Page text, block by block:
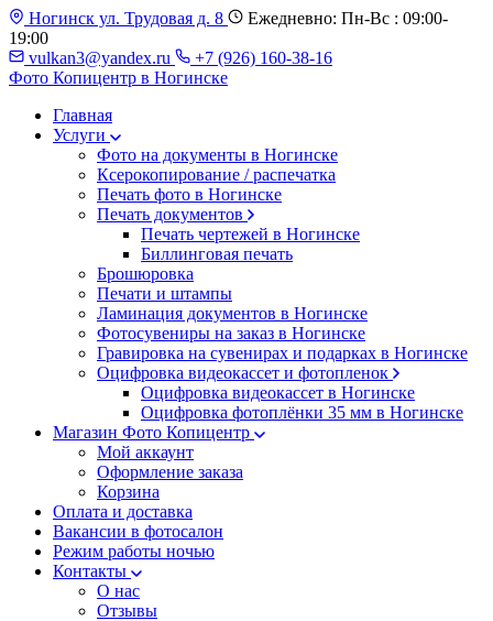
Ногинск ул. Трудовая д. 8
Ежедневно: Пн-Вс : 09:00-
19:00
vulkan3@yandex.ru
+7 (926) 160-38-16
Фото Копицентр в Ногинске
Главная
Услуги
Фото на документы в Ногинске
Ксерокопирование / распечатка
Печать фото в Ногинске
Печать документов
Печать чертежей в Ногинске
Биллинговая печать
Брошюровка
Печати и штампы
Ламинация документов в Ногинске
Фотосувениры на заказ в Ногинске
Гравировка на сувенирах и подарках в Ногинске
Оцифровка видеокассет и фотопленок
Оцифровка видеокассет в Ногинске
Оцифровка фотоплёнки 35 мм в Ногинске
Магазин Фото Копицентр
Мой аккаунт
Оформление заказа
Корзина
Оплата и доставка
Вакансии в фотосалон
Режим работы ночью
Контакты
О нас
Отзывы